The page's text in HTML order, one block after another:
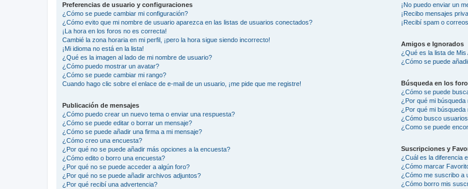
Preferencias de usuario y configuraciones
¿Cómo se puede cambiar mi configuración?
¿Cómo evito que mi nombre de usuario aparezca en las listas de usuarios conectados?
¡La hora en los foros no es correcta!
Cambié la zona horaria en mi perfil, ¡pero la hora sigue siendo incorrecto!
¡Mi idioma no está en la lista!
¿Qué es la imagen al lado de mi nombre de usuario?
¿Cómo puedo mostrar un avatar?
¿Cómo se puede cambiar mi rango?
Cuando hago clic sobre el enlace de e-mail de un usuario, ¡me pide que me registre!
Publicación de mensajes
¿Cómo puedo crear un nuevo tema o enviar una respuesta?
¿Cómo se puede editar o borrar un mensaje?
¿Cómo se puede añadir una firma a mi mensaje?
¿Cómo creo una encuesta?
¿Por qué no se puede añadir más opciones a la encuesta?
¿Cómo edito o borro una encuesta?
¿Por qué no se puede acceder a algún foro?
¿Por qué no se puede añadir archivos adjuntos?
¿Por qué recibí una advertencia?
¡No puedo enviar un
¡Recibo mensajes
¡Recibí spam o
Amigos e Ignorados
¿Qué es la lista de
¿Cómo se puede
Búsqueda en los
¿Cómo se puede
¿Por qué mi
¿Por qué mi
¿Cómo busco
¿Como se puede
Suscripciones y
¿Cuál es la diferencia
¿Cómo marcar
¿Cómo me suscribo a
¿Cómo borro mis